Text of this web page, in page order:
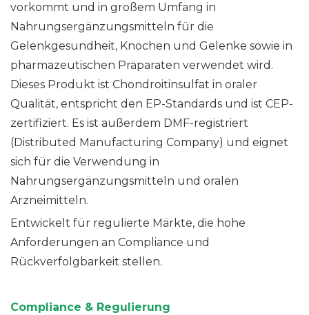
vorkommt und in großem Umfang in
Nahrungsergänzungsmitteln für die
Gelenkgesundheit, Knochen und Gelenke sowie in
pharmazeutischen Präparaten verwendet wird.
Dieses Produkt ist Chondroitinsulfat in oraler
Qualität, entspricht den EP-Standards und ist CEP-
zertifiziert. Es ist außerdem DMF-registriert
(Distributed Manufacturing Company) und eignet
sich für die Verwendung in
Nahrungsergänzungsmitteln und oralen
Arzneimitteln.
Entwickelt für regulierte Märkte, die hohe
Anforderungen an Compliance und
Rückverfolgbarkeit stellen.
Compliance & Regulierung